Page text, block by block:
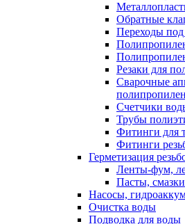
Обратные
Переходы
Резаки для
Сварочные
Счетчики
Трубы
Фитинги для
Фитинги
Герметизация
Ленты-фум,
Пасты, смазки
Насосы,
Очистка воды
Подводка для воды